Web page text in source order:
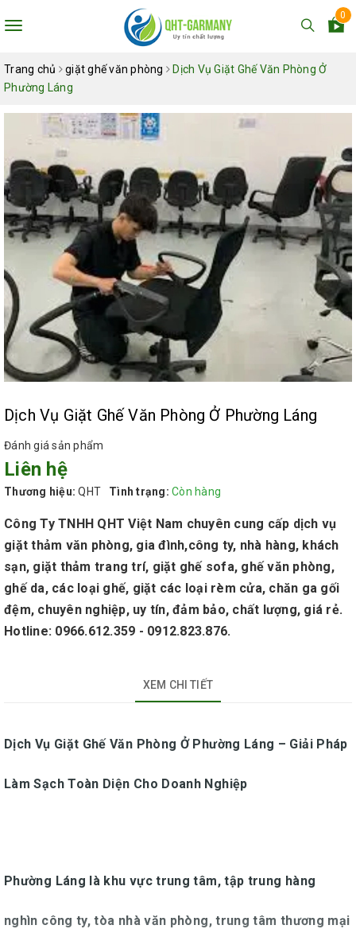
Toggle
0
Trang chủ giặt ghế văn phòng
Dịch Vụ Giặt Ghế Văn Phòng Ở
Phường Láng
Dịch Vụ Giặt Ghế Văn Phòng Ở Phường Láng
Đánh giá sản phẩm
Liên hệ
Thương hiệu: QHT Tình trạng: Còn hàng
Công Ty TNHH QHT Việt Nam chuyên cung cấp dịch vụ
giặt thảm văn phòng, gia đình,công ty, nhà hàng, khách
sạn, giặt thảm trang trí, giặt ghế sofa, ghế văn phòng,
ghế da, các loại ghế, giặt các loại rèm cửa, chăn ga gối
đệm, chuyên nghiệp, uy tín, đảm bảo, chất lượng, giá rẻ.
Hotline: 0966.612.359 - 0912.823.876.
XEM CHI TIẾT
Dịch Vụ Giặt Ghế Văn Phòng Ở Phường Láng – Giải Pháp
Làm Sạch Toàn Diện Cho Doanh Nghiệp
Phường Láng là khu vực trung tâm, tập trung hàng
nghìn công ty, tòa nhà văn phòng, trung tâm thương mại